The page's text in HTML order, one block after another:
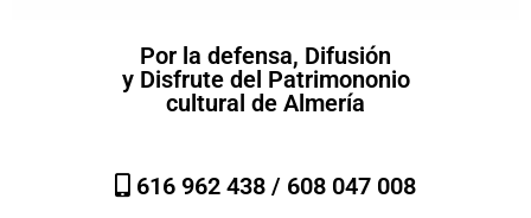
Por la defensa, Difusión
y Disfrute del Patrimononio
cultural de Almería
616 962 438 / 608 047 008